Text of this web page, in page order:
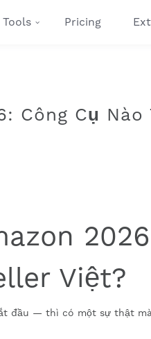
Tools Pricing
Công Cụ
Việt?
đầu — thì có một sự thật